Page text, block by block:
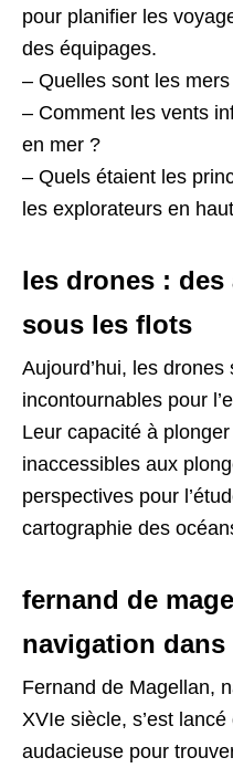
pour planifier les
des équipages.
– Quelles sont les
– Comment les vents
en mer ?
– Quels étaient les
les explorateurs en
les drones :
sous les flots
Aujourd’hui, les
incontournables pour
Leur capacité à
inaccessibles aux
perspectives pour
cartographie des
fernand de
navigation dans
Fernand de Magellan,
XVIe siècle, s’est
audacieuse pour